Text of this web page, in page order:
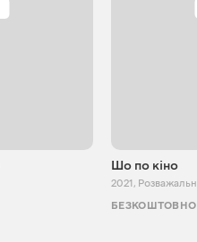
Шо по кіно
2021,
БЕЗКОШТОВНО